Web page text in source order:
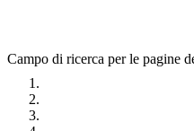
Campo di ricerca per le pagine